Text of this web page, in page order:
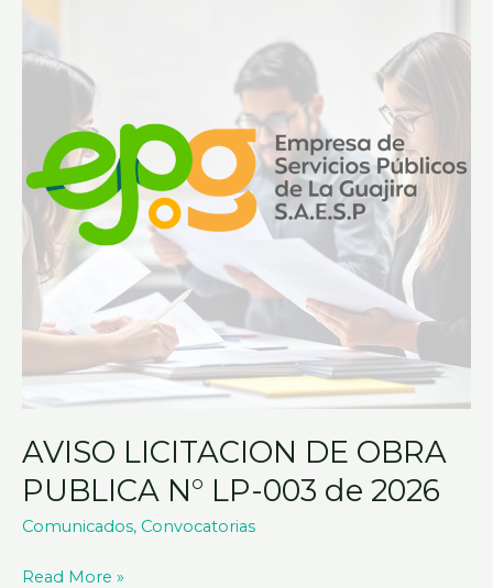
AVISO LICITACION DE OBRA
PUBLICA N° LP-003 de 2026
Comunicados, Convocatorias
OBRA
PUBLICA
LP-
003
de
2026
Read More »